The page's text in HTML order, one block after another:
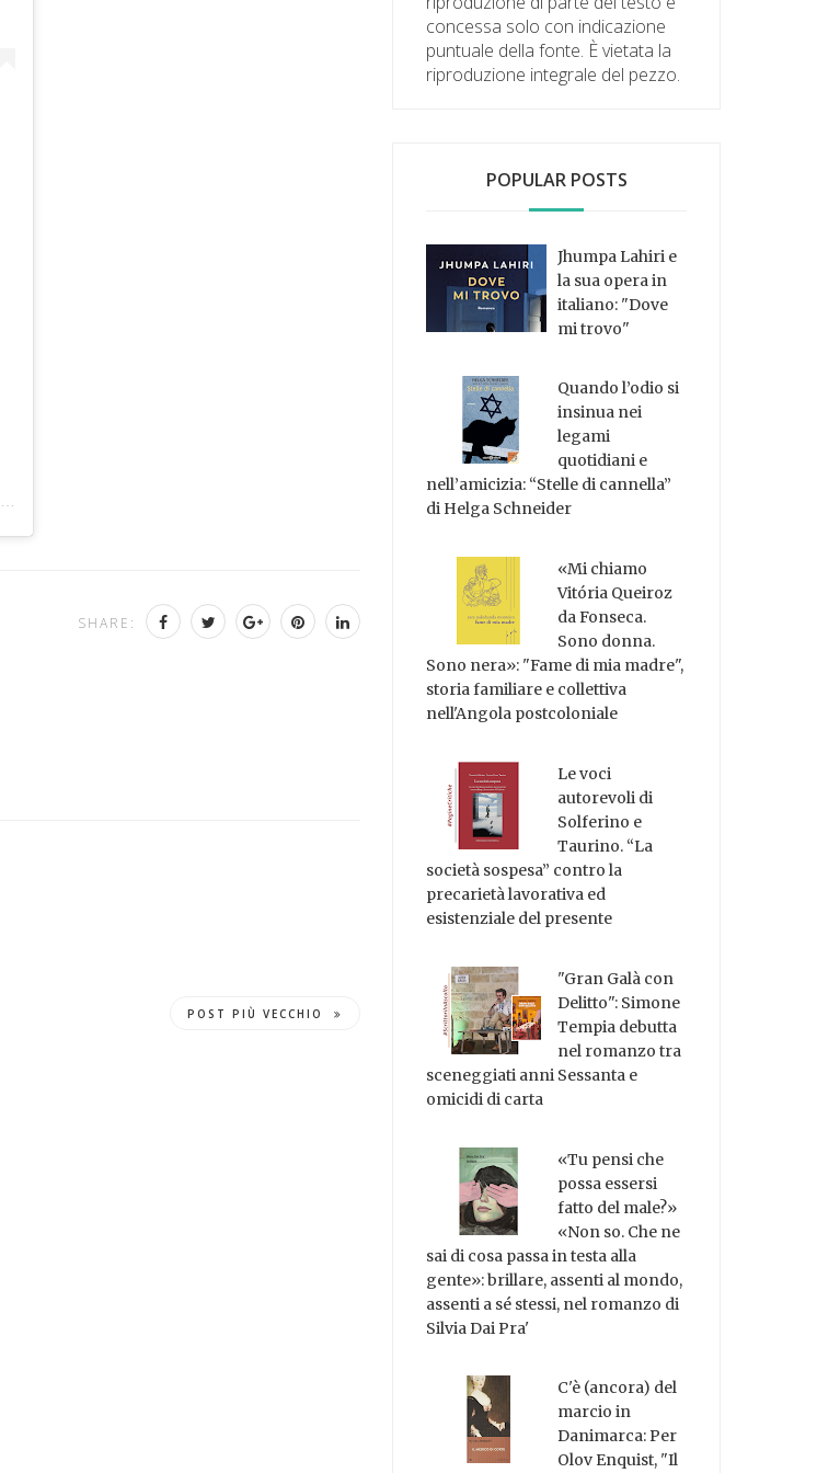
SHARE:
POST PIÙ VECCHIO
concessa solo con indicazione
puntuale della fonte. È vietata la
riproduzione integrale del pezzo.
POPULAR POSTS
Jhumpa Lahiri e
la sua opera in
italiano: "Dove
mi trovo"
Quando l’odio si
insinua nei
legami
quotidiani e
nell’amicizia: “Stelle di cannella”
di Helga Schneider
«Mi chiamo
Vitória Queiroz
da Fonseca.
Sono donna.
Sono nera»: "Fame di mia madre",
storia familiare e collettiva
nell'Angola postcoloniale
Le voci
autorevoli di
Solferino e
Taurino. “La
società sospesa” contro la
precarietà lavorativa ed
esistenziale del presente
"Gran Galà con
Delitto": Simone
Tempia debutta
nel romanzo tra
sceneggiati anni Sessanta e
omicidi di carta
«Tu pensi che
possa essersi
fatto del male?»
«Non so. Che ne
sai di cosa passa in testa alla
gente»: brillare, assenti al mondo,
assenti a sé stessi, nel romanzo di
Silvia Dai Pra'
C'è (ancora) del
marcio in
Danimarca: Per
Olov Enquist, "Il